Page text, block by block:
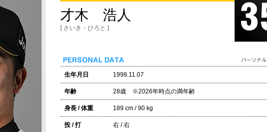
才木 浩人
[ さいき・ひろと ]
生年月日 1998.11.07
年齢 28歳 ※2026年時点の満年齢
身長 / 体重 189 cm / 90 kg
投 / 打 右 / 右